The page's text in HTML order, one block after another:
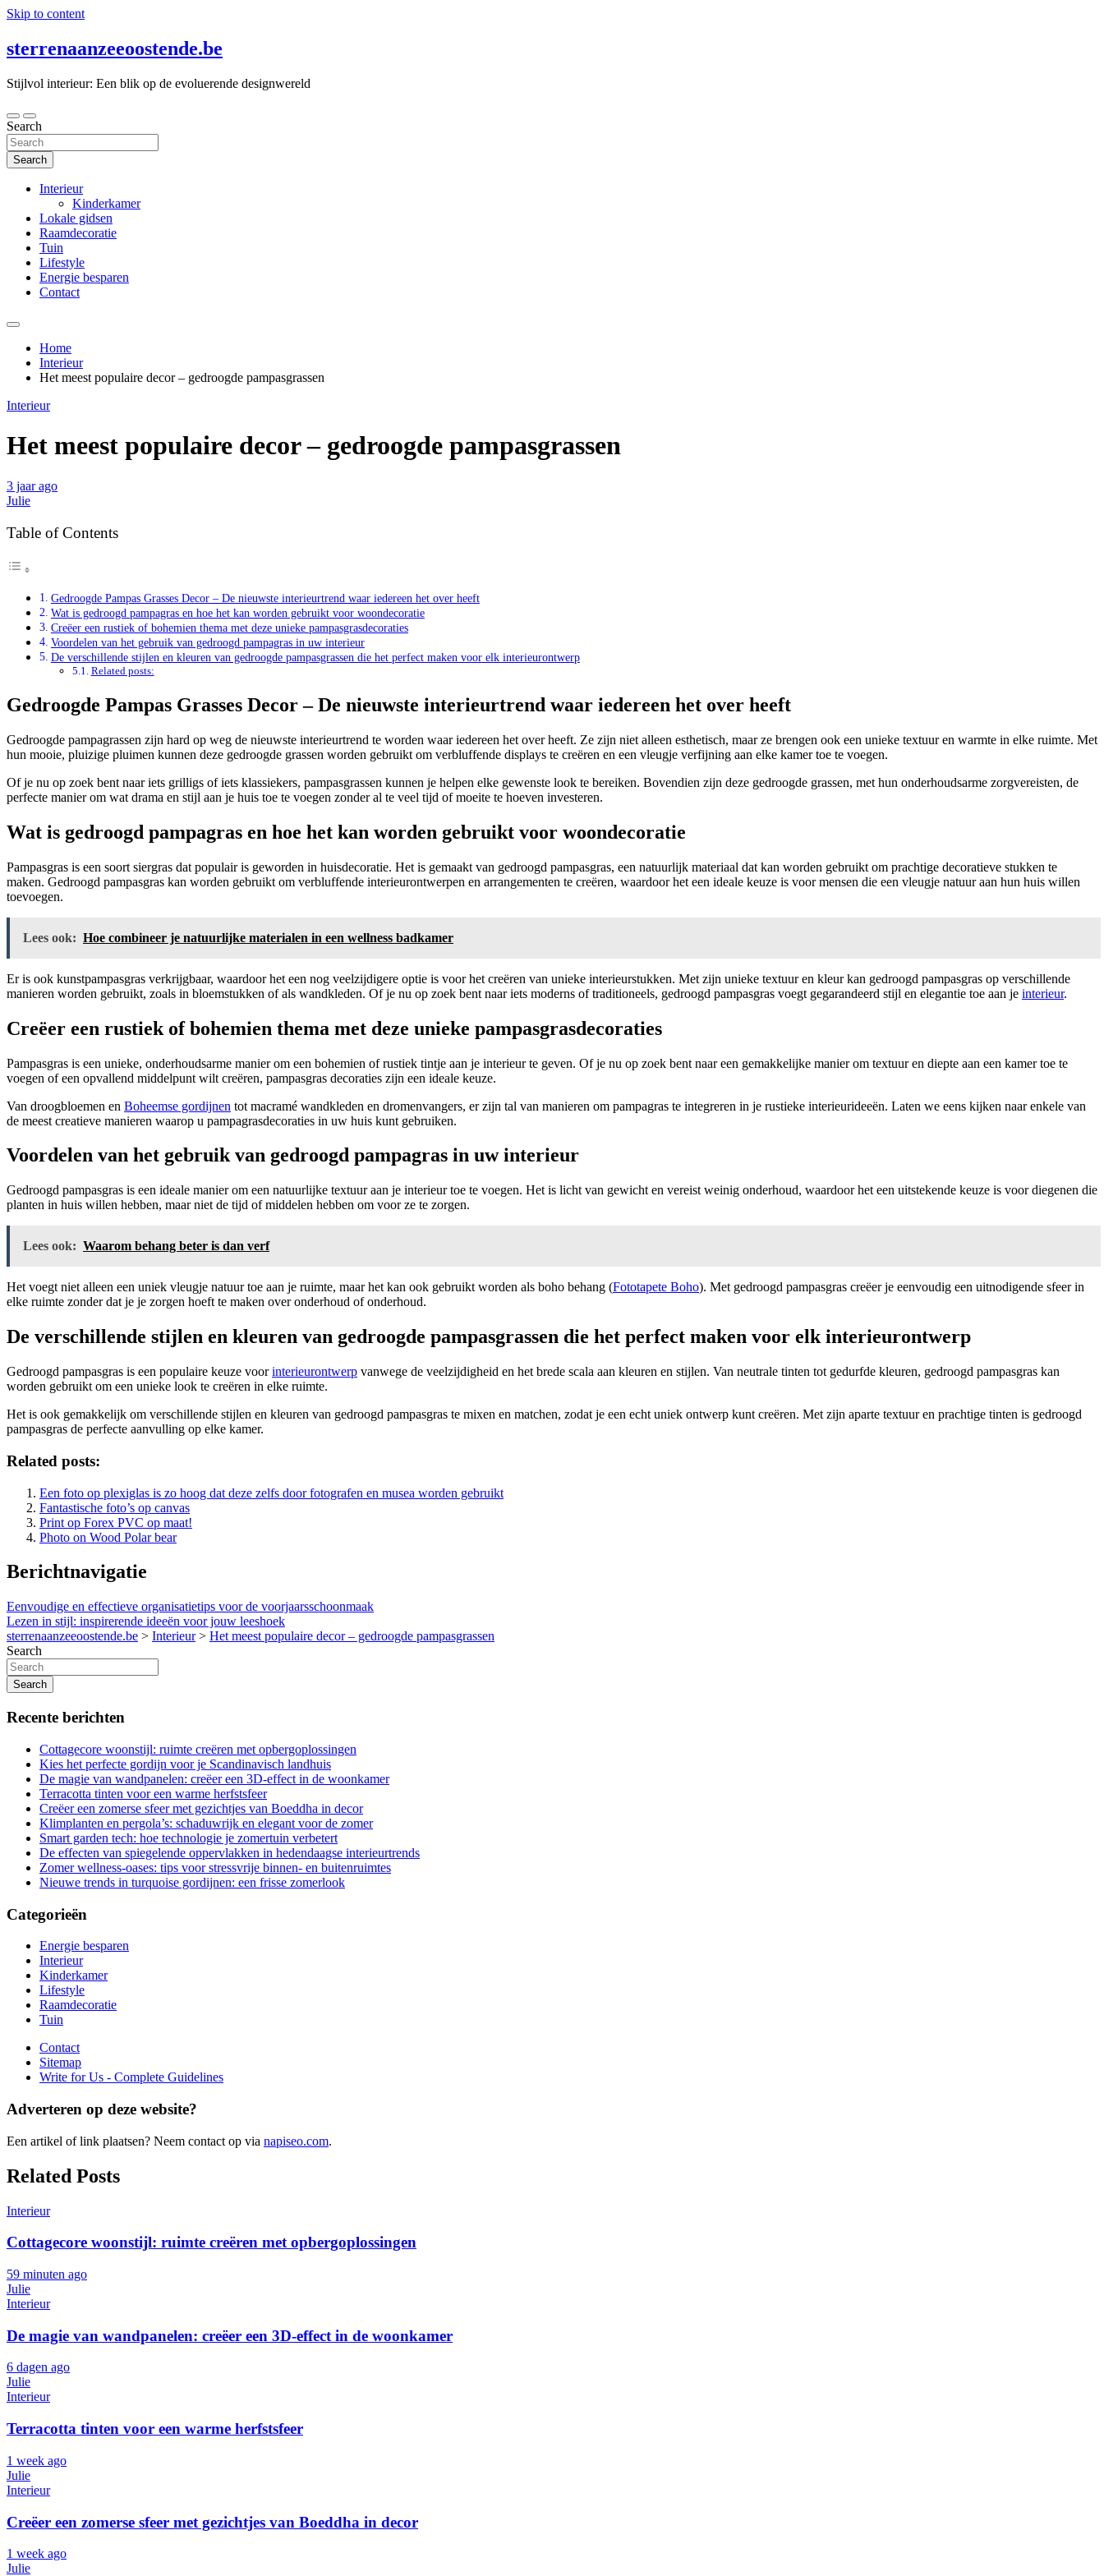
Skip to content
sterrenaanzeeoostende.be
Stijlvol interieur: Een blik op de evoluerende designwereld
Search
Search
Interieur
Kinderkamer
Lokale gidsen
Raamdecoratie
Tuin
Lifestyle
Energie besparen
Contact
Home
Interieur
Het meest populaire decor – gedroogde pampasgrassen
Interieur
Het meest populaire decor – gedroogde pampasgrassen
3 jaar ago
Julie
Table of Contents
Gedroogde Pampas Grasses Decor – De nieuwste interieurtrend waar iedereen het over heeft
Wat is gedroogd pampagras en hoe het kan worden gebruikt voor woondecoratie
Creëer een rustiek of bohemien thema met deze unieke pampasgrasdecoraties
Voordelen van het gebruik van gedroogd pampagras in uw interieur
De verschillende stijlen en kleuren van gedroogde pampasgrassen die het perfect maken voor elk interieurontwerp
Related posts:
Gedroogde Pampas Grasses Decor – De nieuwste interieurtrend waar iedereen het over heeft
Gedroogde pampagrassen zijn hard op weg de nieuwste interieurtrend te worden waar iedereen het over heeft. Ze zijn niet alleen esthetisch, maar ze brengen ook een unieke textuur en warmte in elke ruimte. Met
hun mooie, pluizige pluimen kunnen deze gedroogde grassen worden gebruikt om verbluffende displays te creëren en een vleugje verfijning aan elke kamer toe te voegen.
Of je nu op zoek bent naar iets grilligs of iets klassiekers, pampasgrassen kunnen je helpen elke gewenste look te bereiken. Bovendien zijn deze gedroogde grassen, met hun onderhoudsarme zorgvereisten, de
perfecte manier om wat drama en stijl aan je huis toe te voegen zonder al te veel tijd of moeite te hoeven investeren.
Wat is gedroogd pampagras en hoe het kan worden gebruikt voor woondecoratie
Pampasgras is een soort siergras dat populair is geworden in huisdecoratie. Het is gemaakt van gedroogd pampasgras, een natuurlijk materiaal dat kan worden gebruikt om prachtige decoratieve stukken te
maken. Gedroogd pampasgras kan worden gebruikt om verbluffende interieurontwerpen en arrangementen te creëren, waardoor het een ideale keuze is voor mensen die een vleugje natuur aan hun huis willen
toevoegen.
Lees ook: Hoe combineer je natuurlijke materialen in een wellness badkamer
Er is ook kunstpampasgras verkrijgbaar, waardoor het een nog veelzijdigere optie is voor het creëren van unieke interieurstukken. Met zijn unieke textuur en kleur kan gedroogd pampasgras op verschillende
manieren worden gebruikt, zoals in bloemstukken of als wandkleden. Of je nu op zoek bent naar iets moderns of traditioneels, gedroogd pampasgras voegt gegarandeerd stijl en elegantie toe aan je interieur.
Creëer een rustiek of bohemien thema met deze unieke pampasgrasdecoraties
Pampasgras is een unieke, onderhoudsarme manier om een bohemien of rustiek tintje aan je interieur te geven. Of je nu op zoek bent naar een gemakkelijke manier om textuur en diepte aan een kamer toe te
voegen of een opvallend middelpunt wilt creëren, pampasgras decoraties zijn een ideale keuze.
Van droogbloemen en Boheemse gordijnen tot macramé wandkleden en dromenvangers, er zijn tal van manieren om pampagras te integreren in je rustieke interieurideeën. Laten we eens kijken naar enkele van
de meest creatieve manieren waarop u pampagrasdecoraties in uw huis kunt gebruiken.
Voordelen van het gebruik van gedroogd pampagras in uw interieur
Gedroogd pampasgras is een ideale manier om een natuurlijke textuur aan je interieur toe te voegen. Het is licht van gewicht en vereist weinig onderhoud, waardoor het een uitstekende keuze is voor diegenen die
planten in huis willen hebben, maar niet de tijd of middelen hebben om voor ze te zorgen.
Lees ook: Waarom behang beter is dan verf
Het voegt niet alleen een uniek vleugje natuur toe aan je ruimte, maar het kan ook gebruikt worden als boho behang (Fototapete Boho). Met gedroogd pampasgras creëer je eenvoudig een uitnodigende sfeer in
elke ruimte zonder dat je je zorgen hoeft te maken over onderhoud of onderhoud.
De verschillende stijlen en kleuren van gedroogde pampasgrassen die het perfect maken voor elk interieurontwerp
Gedroogd pampasgras is een populaire keuze voorinterieurontwerp vanwege de veelzijdigheid en het brede scala aan kleuren en stijlen. Van neutrale tinten tot gedurfde kleuren, gedroogd pampasgras kan
worden gebruikt om een unieke look te creëren in elke ruimte.
Het is ook gemakkelijk om verschillende stijlen en kleuren van gedroogd pampasgras te mixen en matchen, zodat je een echt uniek ontwerp kunt creëren. Met zijn aparte textuur en prachtige tinten is gedroogd
pampasgras de perfecte aanvulling op elke kamer.
Related posts:
Een foto op plexiglas is zo hoog dat deze zelfs door fotografen en musea worden gebruikt
Fantastische foto’s op canvas
Print op Forex PVC op maat!
Photo on Wood Polar bear
Berichtnavigatie
Eenvoudige en effectieve organisatietips voor de voorjaarsschoonmaak
Lezen in stijl: inspirerende ideeën voor jouw leeshoek
sterrenaanzeeoostende.be > Interieur> Het meest populaire decor – gedroogde pampasgrassen
Search
Search
Recente berichten
Cottagecore woonstijl: ruimte creëren met opbergoplossingen
Kies het perfecte gordijn voor je Scandinavisch landhuis
De magie van wandpanelen: creëer een 3D-effect in de woonkamer
Terracotta tinten voor een warme herfstsfeer
Creëer een zomerse sfeer met gezichtjes van Boeddha in decor
Klimplanten en pergola’s: schaduwrijk en elegant voor de zomer
Smart garden tech: hoe technologie je zomertuin verbetert
De effecten van spiegelende oppervlakken in hedendaagse interieurtrends
Zomer wellness-oases: tips voor stressvrije binnen- en buitenruimtes
Nieuwe trends in turquoise gordijnen: een frisse zomerlook
Categorieën
Energie besparen
Interieur
Kinderkamer
Lifestyle
Raamdecoratie
Tuin
Contact
Sitemap
Write for Us - Complete Guidelines
Adverteren op deze website?
Een artikel of link plaatsen? Neem contact op via napiseo.com.
Related Posts
Interieur
Cottagecore woonstijl: ruimte creëren met opbergoplossingen
59 minuten ago
Julie
Interieur
De magie van wandpanelen: creëer een 3D-effect in de woonkamer
6 dagen ago
Julie
Interieur
Terracotta tinten voor een warme herfstsfeer
1 week ago
Julie
Interieur
Creëer een zomerse sfeer met gezichtjes van Boeddha in decor
1 week ago
Julie